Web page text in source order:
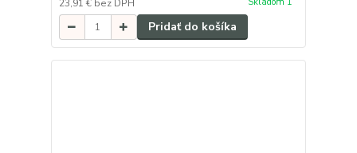
23,91 € bez DPH
Pridať do košíka